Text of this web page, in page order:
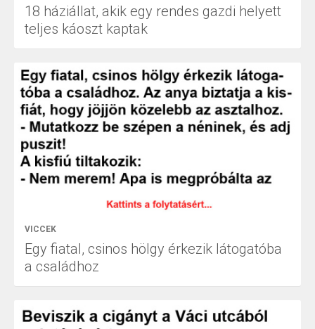
18 háziállat, akik egy rendes gazdi helyett
teljes káoszt kaptak
VICCEK
Egy fiatal, csinos hölgy érkezik látogatóba
a családhoz